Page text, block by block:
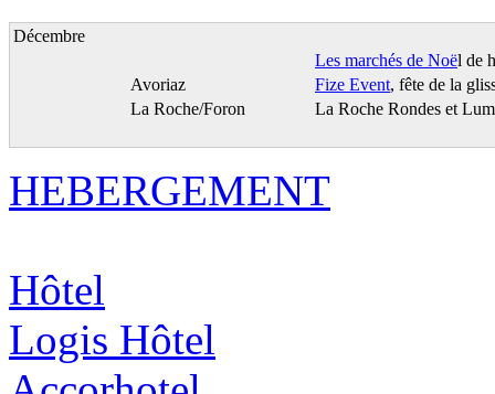
Décembre
Les marchés de Noël de
Avoriaz
Fize Event, fête de la
La Roche/Foron
La Roche Rondes et
HEBERGEMENT
Hôtel
Logis Hôtel